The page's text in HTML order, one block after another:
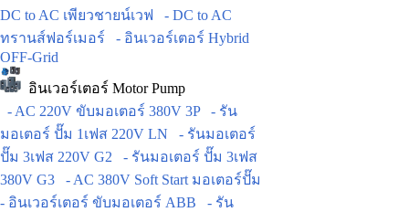
DC to AC เพียวชายน์เวฟ
- DC to AC
ทรานส์ฟอร์เมอร์
- อินเวอร์เตอร์ Hybrid
OFF-Grid
อินเวอร์เตอร์ Motor Pump
- AC 220V ขับมอเตอร์ 380V 3P
- รัน
มอเตอร์ ปั๊ม 1เฟส 220V LN
- รันมอเตอร์
ปั๊ม 3เฟส 220V G2
- รันมอเตอร์ ปั๊ม 3เฟส
380V G3
- AC 380V Soft Start มอเตอร์ปั๊ม
- อินเวอร์เตอร์ ขับมอเตอร์ ABB
- รัน